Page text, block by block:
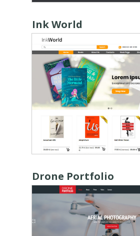
Ink World
Drone Portfolio